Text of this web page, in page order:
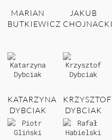
MARIAN
BUTKIEWICZ
JAKUB
CHOJNACKI
KATARZYNA
DYBCIAK
KRZYSZTOF
DYBCIAK